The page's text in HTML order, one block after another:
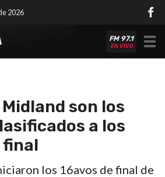
2026
FM 97.1
EN VIVO
son los
a los
final
los 16avos de final de